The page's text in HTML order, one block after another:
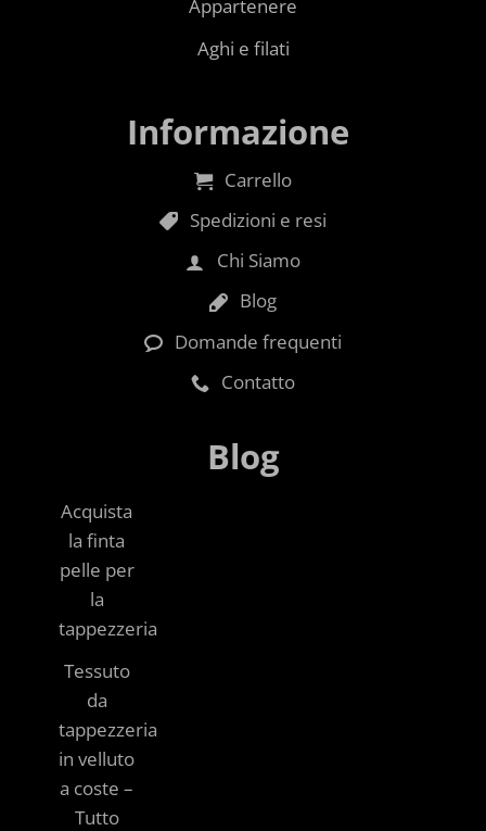
Appartenere
Aghi e filati
Informazione
Carrello
Spedizioni e resi
Chi Siamo
Blog
Domande frequenti
Contatto
Blog
Acquista
la finta
pelle per
la
tappezzeria
Tessuto
da
tappezzeria
in velluto
a coste –
Tutto